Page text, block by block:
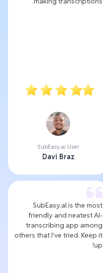
SubEasy.ai User
Davi Braz
SubEasy.al is the most
friendly and neatest AI-
transcribing app among
others that I've tried. Keep it
up!